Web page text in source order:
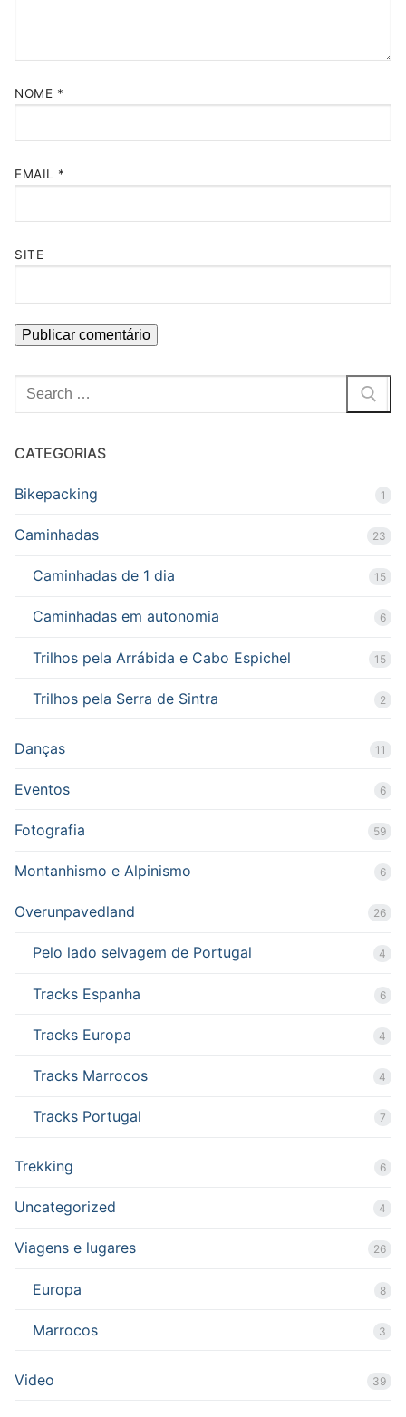
NOME *
EMAIL *
SITE
Pesquisar
por:
CATEGORIAS
Bikepacking 1
Caminhadas 23
Caminhadas de 1 dia 15
Caminhadas em autonomia 6
Trilhos pela Arrábida e Cabo Espichel 15
Trilhos pela Serra de Sintra 2
Danças 11
Eventos 6
Fotografia 59
Montanhismo e Alpinismo 6
Overunpavedland 26
Pelo lado selvagem de Portugal 4
Tracks Espanha 6
Tracks Europa 4
Tracks Marrocos 4
Tracks Portugal 7
Trekking 6
Uncategorized 4
Viagens e lugares 26
Europa 8
Marrocos 3
Video 39